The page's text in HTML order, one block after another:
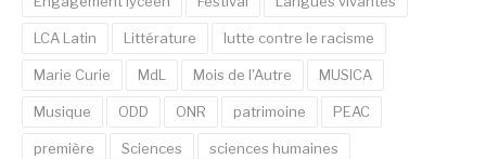
LCA Latin Littérature lutte contre le racisme
Marie Curie MdL Mois de l'Autre MUSICA
Musique ODD ONR patrimoine PEAC
première Sciences sciences humaines